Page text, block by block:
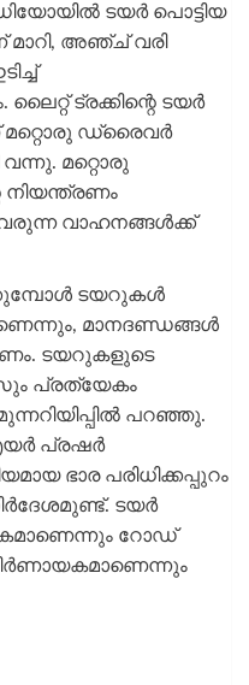
ടയര്‍ പൊട്ടിയ
അഞ്ച് വരി
ട്രക്കിന്റെ ടയര്‍
മറ്റൊരു ഡ്രൈവര്‍
വന്നു. മറ്റൊരു
നിയന്ത്രണം
വാഹനങ്ങള്‍ക്ക്
ടയറുകള്‍
മാനദണ്ഡങ്ങള്‍
ടയറുകളുടെ
പ്രത്യേകം
പറഞ്ഞു.
പ്രഷര്‍
ഭാര പരിധിക്കപ്പുറം
ടയര്‍
റോഡ്